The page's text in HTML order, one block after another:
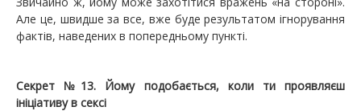
Але це, швидше за все, вже буде результатом ігнорування
фактів, наведених в попередньому пункті.
Секрет №13. Йому подобається, коли ти проявляєш
ініціативу в сексі